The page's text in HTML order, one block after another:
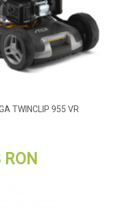
TWINCLIP 955 VR